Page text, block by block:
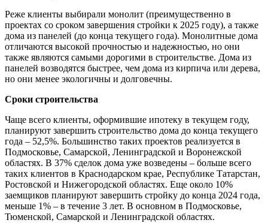
Реже клиенты выбирали монолит (преимущественно в
проектах со сроком завершения стройки к 2025 году), а также
дома из панелей (до конца текущего года). Монолитные дома
отличаются высокой прочностью и надежностью, но они
также являются самыми дорогими в строительстве. Дома из
панелей возводятся быстрее, чем дома из кирпича или дерева,
но они менее экологичны и долговечны.
Сроки строительства
Чаще всего клиенты, оформившие ипотеку в текущем году,
планируют завершить строительство дома до конца текущего
года – 52,5%. Большинство таких проектов реализуется в
Подмосковье, Самарской, Ленинградской и Воронежской
областях. В 37% сделок дома уже возведены – больше всего
таких клиентов в Краснодарском крае, Республике Татарстан,
Ростовской и Нижегородской областях. Еще около 10%
заемщиков планируют завершить стройку до конца 2024 года,
меньше 1% – в течение 3 лет. В основном в Подмосковье,
Тюменской, Самарской и Ленинградской областях.